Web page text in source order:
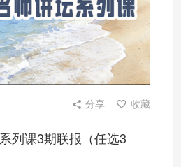
分享 收藏
列课3期联报（任选3